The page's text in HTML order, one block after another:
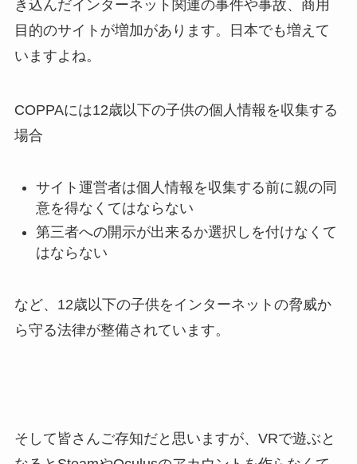
き込んだインターネット関連の事件や事故、商用
目的のサイトが増加があります。日本でも増えて
いますよね。
COPPAには12歳以下の子供の個人情報を収集する
場合
サイト運営者は個人情報を収集する前に親の同
意を得なくてはならない
第三者への開示が出来るか選択しを付けなくて
はならない
など、12歳以下の子供をインターネットの脅威か
ら守る法律が整備されています。
そして皆さんご存知だと思いますが、VRで遊ぶと